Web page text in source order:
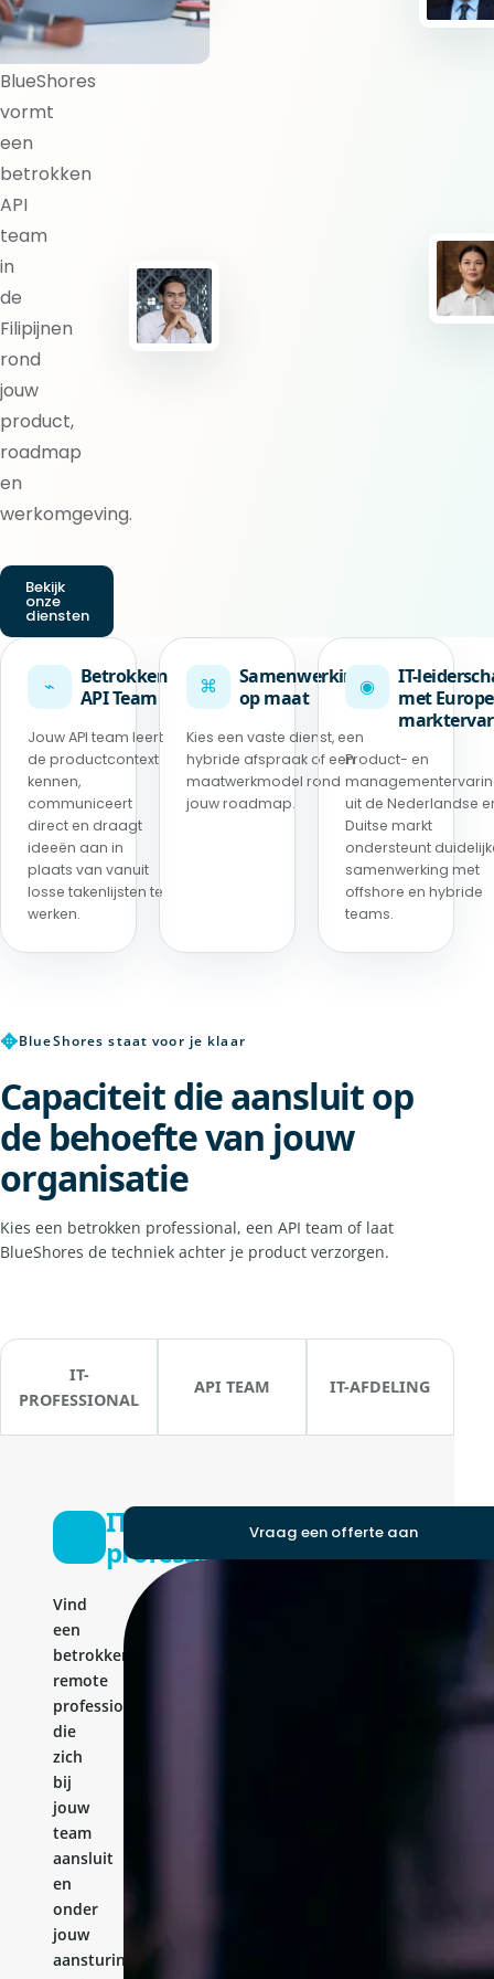
team?
BlueShores
vormt
een
betrokken
API
team
in
de
Filipijnen
rond
jouw
product,
roadmap
en
werkomgeving.
Bekijk
onze
diensten
⌁
Betrokken
API Team
Jouw API team leert
de productcontext
kennen,
communiceert
direct en draagt
ideeën aan in
plaats van vanuit
losse takenlijsten te
werken.
⌘
Samenwerking
op maat
Kies een vaste dienst, een
hybride afspraak of een
maatwerkmodel rond
jouw roadmap.
◉
IT-
met
Product- en
uit de Nederlandse
Duitse markt
ondersteunt
samenwerking met
offshore en hybride
teams.
✥BlueShores staat voor je klaar
Capaciteit die aansluit op
de behoefte van jouw
organisatie
Kies een betrokken professional, een API team of laat
BlueShores de techniek achter je product verzorgen.
IT-
PROFESSIONAL
API TEAM IT-AFDELING
IT-
professional
Vind
een
betrokken
remote
professional
die
zich
bij
jouw
team
aansluit
en
onder
jouw
aansturing
Vraag een offerte aan